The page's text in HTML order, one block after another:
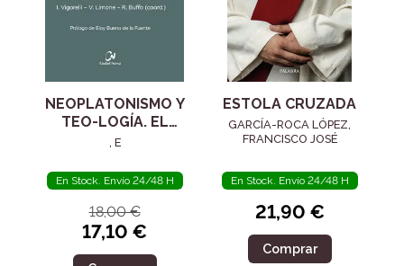
NEOPLATONISMO Y
TEO-LOGÍA. EL
SIGLO IV
, E
En Stock. Envío 24/48 H
18,00 €
17,10 €
ESTOLA CRUZADA
GARCÍA-ROCA LÓPEZ,
FRANCISCO JOSÉ
En Stock. Envío 24/48 H
21,90 €
Comprar